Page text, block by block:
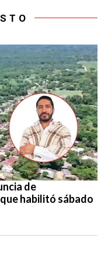
de
habilitó sábado